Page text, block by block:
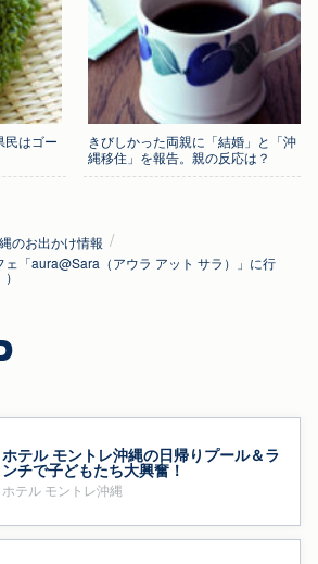
民はゴー
きびしかった両親に「結婚」と「沖
縄移住」を報告。親の反応は？
のお出かけ情報
「aura@Sara（アウラ アット サラ）」に行
ホテル モントレ沖縄の日帰りプール＆ラ
ンチで子どもたち大興奮！
ホテル モントレ沖縄